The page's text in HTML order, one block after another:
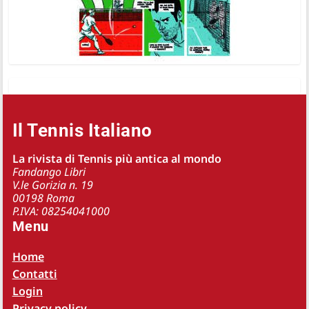
Il Tennis Italiano
La rivista di Tennis più antica al mondo
Fandango Libri
V.le Gorizia n. 19
00198 Roma
P.IVA: 08254041000
Menu
Home
Contatti
Login